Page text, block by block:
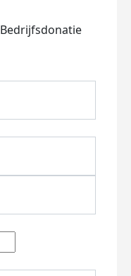
Bedrijfsdonatie